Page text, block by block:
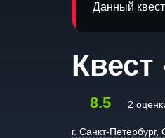
Данный
8.5 2
г. Санкт-